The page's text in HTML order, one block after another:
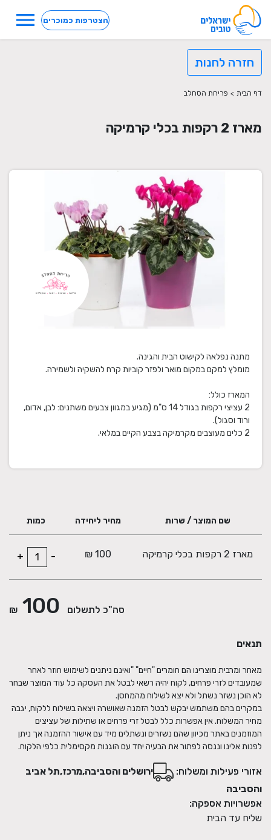
הצטרפות כמוכרים menu
חזרה לחנות
דף הבית > פריחת הסחלב
מארז 2 רקפות בכלי קרמיקה
2 עציצי רקפות בגודל 14 ס"מ (מגיע במגוון צבעים משתנים: לבן, אדום,
2 כלים מעוצבים מקרמיקה בצבע הקיים במלאי.
שם המוצר / שרות מחיר ליחידה כמות
מארז 2 רקפות בכלי קרמיקה 100 ₪
-
+
סה"כ לתשלום 100
₪
תנאים
מאחר ומרבית מוצרינו הם חומרים "חיים" "ואינם ניתנים לשימוש חוזר לאחר
שמעובדים לזרי פרחים, לקוח יהיה רשאי לבטל את העסקה כל עוד המוצר שבחר
במקרים בהם משתמש יבקש לבטל הזמנה שאושרה ויצאה בשילוח ללקוח, יגבה
מחיר המשלוח. אין אפשרות כלל לבטל זרי פרחים או שתילות של עציצים
המוזמנים באתר מכיוון שהם נשזרים ונשתלים מיד עם אישור ההזמנה אך ניתן
לפנות אלינו וננסה לפתור את הבעיה יחד עם הוגנות מקסימלית כלפי הלקוח.
אזורי פעילות ומשלוח:
ירושלים והסביבה,מרכז,תל אביב
והסביבה
אפשרויות אספקה:
שליח עד הבית